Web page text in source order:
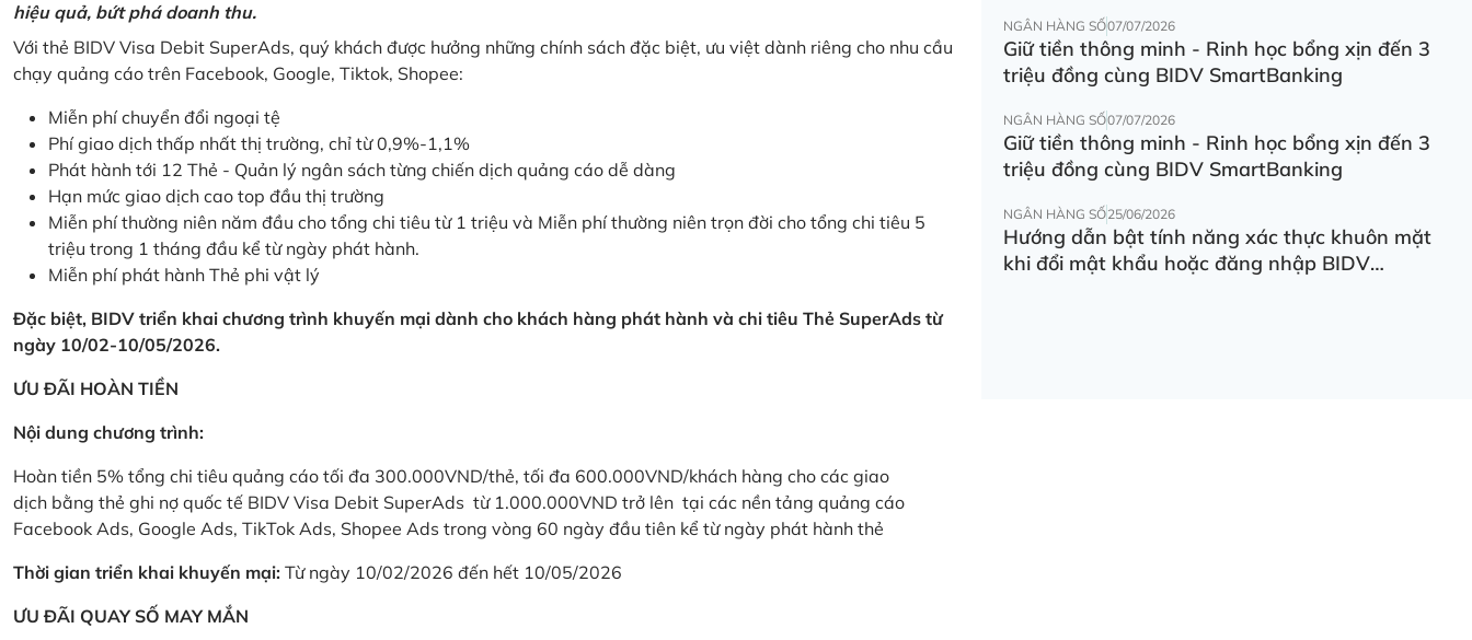
hiệu quả, bứt phá doanh thu.
Với thẻ BIDV Visa Debit SuperAds, quý khách được hưởng những chính sách đặc biệt, ưu việt dành riêng cho nhu cầu
chạy quảng cáo trên Facebook, Google, Tiktok, Shopee:
Miễn phí chuyển đổi ngoại tệ
Phí giao dịch thấp nhất thị trường, chỉ từ 0,9%-1,1%
Phát hành tới 12 Thẻ - Quản lý ngân sách từng chiến dịch quảng cáo dễ dàng
Hạn mức giao dịch cao top đầu thị trường
Miễn phí thường niên năm đầu cho tổng chi tiêu từ 1 triệu và Miễn phí thường niên trọn đời cho tổng chi tiêu 5
triệu trong 1 tháng đầu kể từ ngày phát hành.
Miễn phí phát hành Thẻ phi vật lý
Đặc biệt, BIDV triển khai chương trình khuyến mại dành cho khách hàng phát hành và chi tiêu Thẻ SuperAds từ
ngày 10/02-10/05/2026.
ƯU ĐÃI HOÀN TIỀN
Nội dung chương trình:
Hoàn tiền 5% tổng chi tiêu quảng cáo tối đa 300.000VND/thẻ, tối đa 600.000VND/khách hàng cho các giao
dịch bằng thẻ ghi nợ quốc tế BIDV Visa Debit SuperAds từ 1.000.000VND trở lên tại các nền tảng quảng cáo
Facebook Ads, Google Ads, TikTok Ads, Shopee Ads trong vòng 60 ngày đầu tiên kể từ ngày phát hành thẻ
Thời gian triển khai khuyến mại: Từ ngày 10/02/2026 đến hết 10/05/2026
ƯU ĐÃI QUAY SỐ MAY MẮN
NGÂN HÀNG SỐ07/07/2026
Giữ tiền thông minh - Rinh học bổng xịn đến 3
triệu đồng cùng BIDV SmartBanking
NGÂN HÀNG SỐ07/07/2026
Giữ tiền thông minh - Rinh học bổng xịn đến 3
triệu đồng cùng BIDV SmartBanking
NGÂN HÀNG SỐ25/06/2026
Hướng dẫn bật tính năng xác thực khuôn mặt
khi đổi mật khẩu hoặc đăng nhập BIDV